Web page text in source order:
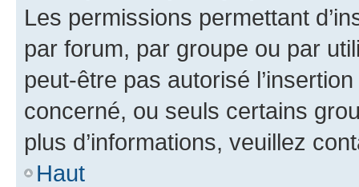
Les permissions permettant
par forum, par groupe ou par
peut-être pas autorisé
concerné, ou seuls certains
plus d’informations, veuillez
Haut